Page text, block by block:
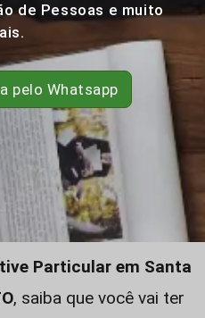
de Pessoas e muito
pelo Whatsapp
Particular em Santa
, saiba que você vai ter